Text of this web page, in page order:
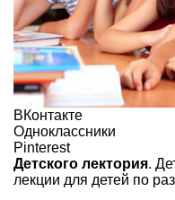
ВКонтакте
Одноклассники
Pinterest
Детского лектория.
лекции для детей по